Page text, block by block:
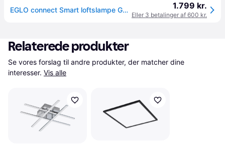
EGLO connect Smart loftslampe Genovese-Z, dæmpbar, Sort, Stue/spisestue, Aluminium, Moderne 1.799 kr.
Eller 3 betalinger af 600 kr.
Relaterede produkter
Se vores forslag til andre produkter, der matcher dine
interesser. Vis alle